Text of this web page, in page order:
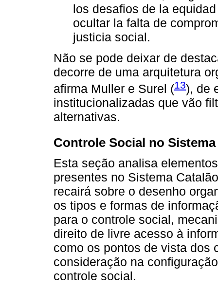
los desafios de la
ocultar la falta de
justicia social.
Não se pode deixar de
decorre de uma arquitetura
afirma Muller e Surel (13), de
institucionalizadas que vão
alternativas.
Controle Social no
Esta seção analisa
presentes no Sistema
recairá sobre o desenho
os tipos e formas de
para o controle social,
direito de livre acesso à
como os pontos de vista dos
consideração na
controle social.